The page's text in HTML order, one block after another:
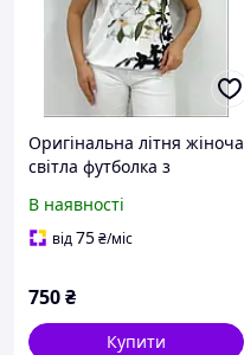
Оригінальна літня жіноча
світла футболка з
принтом, розмір 48-50
В наявності
від75₴/міс
750₴
Купити